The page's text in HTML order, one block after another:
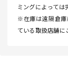
ミングによっては
※在庫は遠隔倉庫
ている取扱店舗に